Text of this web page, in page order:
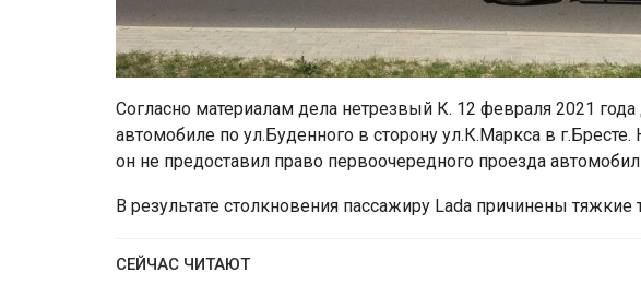
Согласно материалам дела нетрезвый К. 12 февраля 2021
автомобиле по ул.Буденного в сторону ул.К.Маркса в
он не предоставил право первоочередного проезда
В результате столкновения пассажиру Lada причинены
СЕЙЧАС ЧИТАЮТ